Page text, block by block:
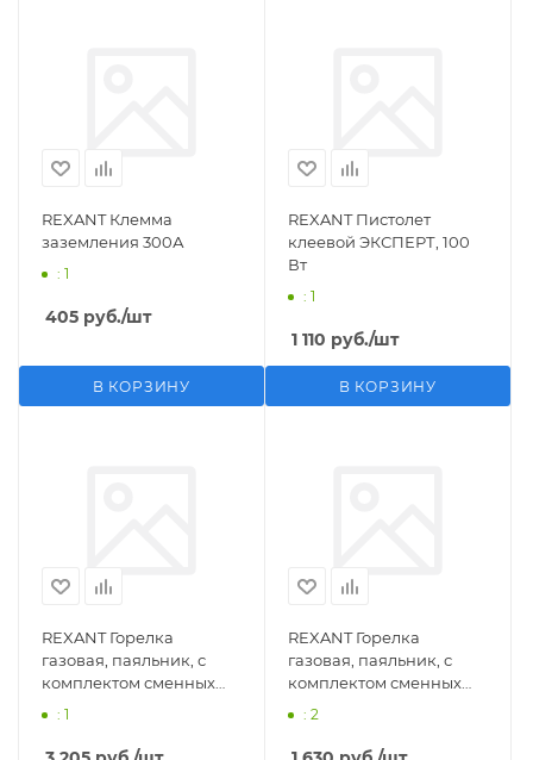
REXANT Клемма
заземления 300А
: 1
405 руб./шт
В КОРЗИНУ
REXANT Пистолет
клеевой ЭКСПЕРТ, 100
Вт
: 1
1 110 руб./шт
В КОРЗИНУ
REXANT Горелка
газовая, паяльник, с
комплектом сменных
насадок, 11 предметов
: 1
REXANT Горелка
газовая, паяльник, с
комплектом сменных
насадок, 3 предмета
: 2